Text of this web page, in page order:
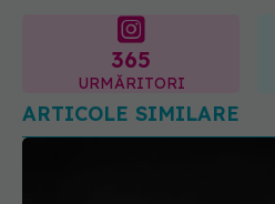
ARTICOLE SIMILARE